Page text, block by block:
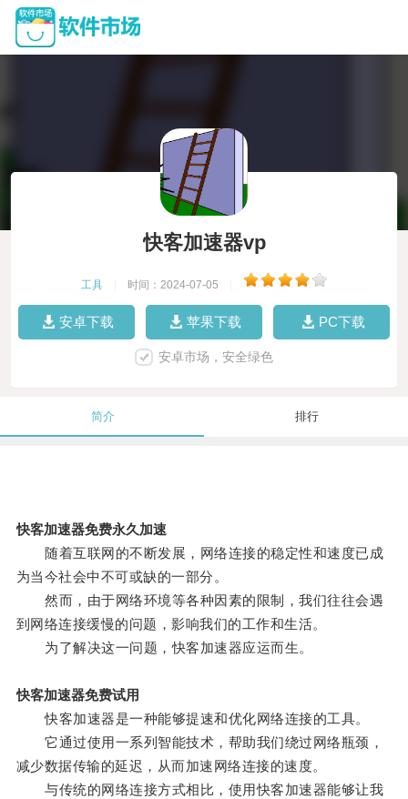
快客加速器vp
工具 时间：2024-07-05
安卓下载 苹果下载 PC下载
安卓市场，安全绿色
简介 排行
快客加速器免费永久加速
随着互联网的不断发展，网络连接的稳定性和速度已成
为当今社会中不可或缺的一部分。
然而，由于网络环境等各种因素的限制，我们往往会遇
到网络连接缓慢的问题，影响我们的工作和生活。
为了解决这一问题，快客加速器应运而生。
快客加速器免费试用
快客加速器是一种能够提速和优化网络连接的工具。
它通过使用一系列智能技术，帮助我们绕过网络瓶颈，
减少数据传输的延迟，从而加速网络连接的速度。
与传统的网络连接方式相比，使用快客加速器能够让我